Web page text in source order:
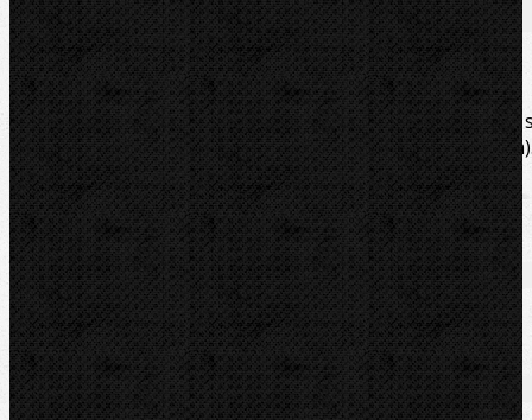
Komentáře (0)
Vynikající a osvědčený hasák se dvěmi rukojetěmi a
čelistmi pro velké zatížení. Model 1140 do 3/4˝
Délka 215mm, hmotnost 0,4kg.
Soubory/Odkazy
Katalogový list
Video